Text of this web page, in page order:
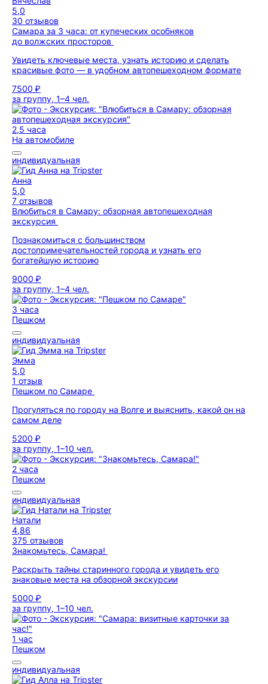
5,0
30 отзывов
Самара за 3 часа: от купеческих особняков
до волжских просторов
Увидеть ключевые места, узнать историю и сделать
красивые фото — в удобном автопешеходном формате
7500 ₽
за группу, 1–4 чел.
2,5 часа
На автомобиле
индивидуальная
Анна
5,0
7 отзывов
Влюбиться в Самару: обзорная автопешеходная
экскурсия
Познакомиться с большинством
достопримечательностей города и узнать его
богатейшую историю
9000 ₽
за группу, 1–4 чел.
3 часа
Пешком
индивидуальная
Эмма
5,0
1 отзыв
Пешком по Самаре
Прогуляться по городу на Волге и выяснить, какой он на
самом деле
5200 ₽
за группу, 1–10 чел.
2 часа
Пешком
индивидуальная
Натали
4,86
375 отзывов
Знакомьтесь, Самара!
Раскрыть тайны старинного города и увидеть его
знаковые места на обзорной экскурсии
5000 ₽
за группу, 1–10 чел.
1 час
Пешком
индивидуальная